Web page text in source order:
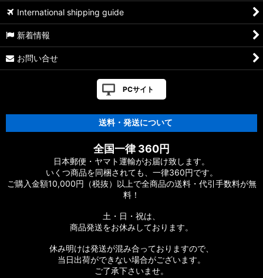
International shipping guide
新着情報
お問い合せ
PCサイト
送料・発送について
全国一律 360円
日本郵便・ヤマト運輸がお届け致します。
いくつ商品を同梱されても、一律360円です。
ご購入金額10,000円（税抜）以上で全商品の送料・代引手数料が無
料！
土・日・祝は、
商品発送をお休みしております。
休み明けは発送が混み合っておりますので、
当日出荷ができない場合がございます。
ご了承下さいませ。